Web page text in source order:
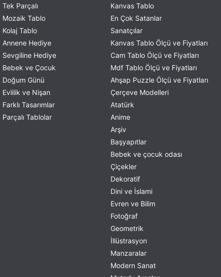
Tek Parçalı
Mozaik Tablo
Kolaj Tablo
Annene Hediye
Sevgiline Hediye
Bebek ve Çocuk
Doğum Günü
Evlilik ve Nişan
Farklı Tasarımlar
Parçalı Tablolar
Kanvas Tablo
En Çok Satanlar
Sanatçılar
Kanvas Tablo Ölçü ve Fiyatları
Cam Tablo Ölçü ve Fiyatları
Mdf Tablo Ölçü ve Fiyatları
Ahşap Puzzle Ölçü ve Fiyatları
Çerçeve Modelleri
Atatürk
Anime
Arşiv
Başyapıtlar
Bebek ve çocuk odası
Çiçekler
Dekoratif
Dini ve İslami
Evren ve Bilim
Fotoğraf
Geometrik
İllüstrasyon
Manzaralar
Modern Sanat